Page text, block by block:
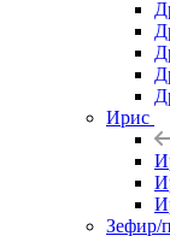
Ирис
Зефир/